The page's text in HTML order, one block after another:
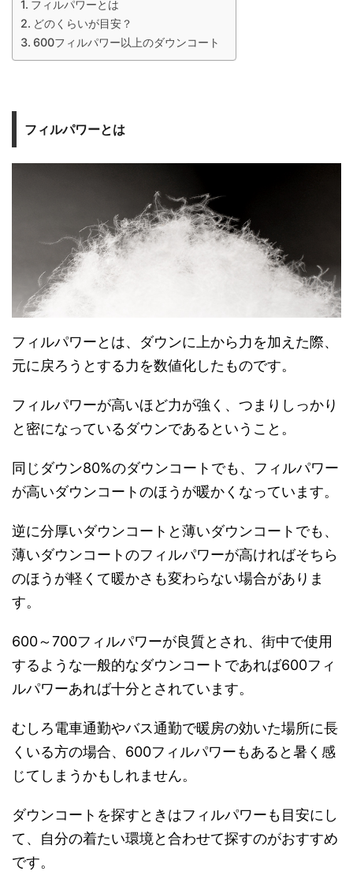
フィルパワーとは
どのくらいが目安？
600フィルパワー以上のダウンコート
フィルパワーとは
フィルパワーとは、ダウンに上から力を加えた際、
元に戻ろうとする力を数値化したものです。
フィルパワーが高いほど力が強く、つまりしっかり
と密になっているダウンであるということ。
同じダウン80%のダウンコートでも、フィルパワー
が高いダウンコートのほうが暖かくなっています。
逆に分厚いダウンコートと薄いダウンコートでも、
薄いダウンコートのフィルパワーが高ければそちら
のほうが軽くて暖かさも変わらない場合がありま
す。
600～700フィルパワーが良質とされ、街中で使用
するような一般的なダウンコートであれば600フィ
ルパワーあれば十分とされています。
むしろ電車通勤やバス通勤で暖房の効いた場所に長
くいる方の場合、600フィルパワーもあると暑く感
じてしまうかもしれません。
ダウンコートを探すときはフィルパワーも目安にし
て、自分の着たい環境と合わせて探すのがおすすめ
です。